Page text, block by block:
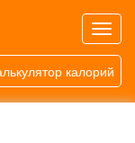
калорий